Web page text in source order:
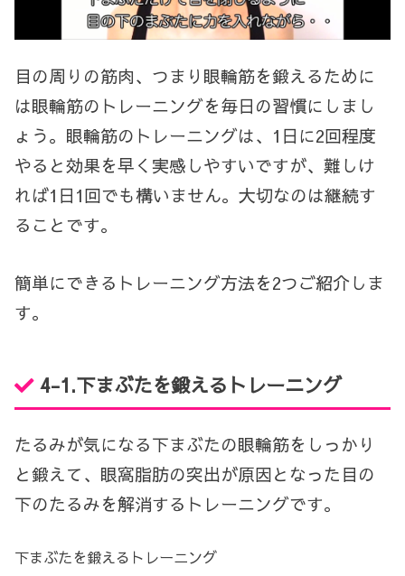
目の周りの筋肉、つまり眼輪筋を鍛えるために
は眼輪筋のトレーニングを毎日の習慣にしまし
ょう。眼輪筋のトレーニングは、 1 日に2回程度
やると効果を早く実感しやすいですが、難しけ
れば1 日1回でも構いません。大切なのは継続す
ることです。
簡単にできるトレーニング方法を2つご紹介しま
す。
4-1.下まぶたを鍛えるトレーニング
たるみが気になる下まぶたの眼輪筋をしっかり
と鍛えて、眼窩脂肪の突出が原因となった目の
下のたるみを解消するトレーニングです。
下まぶたを鍛えるトレーニング